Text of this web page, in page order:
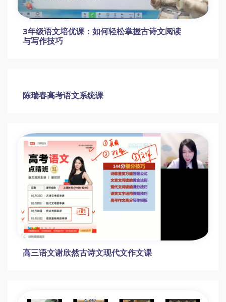
3年级语文培优课：如何轻松掌握古诗文阅读
与写作技巧
陈瑞春高考语文系统课